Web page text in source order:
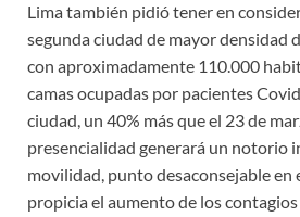
Lima también pidió tener en
segunda ciudad de mayor densidad
con aproximadamente 110.000
camas ocupadas por pacientes
ciudad, un 40% más que el 23 de
presencialidad generará un notorio
movilidad, punto desaconsejable en
propicia el aumento de los